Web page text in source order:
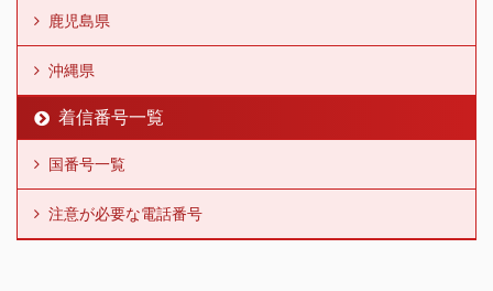
鹿児島県
沖縄県
着信番号一覧
国番号一覧
注意が必要な電話番号